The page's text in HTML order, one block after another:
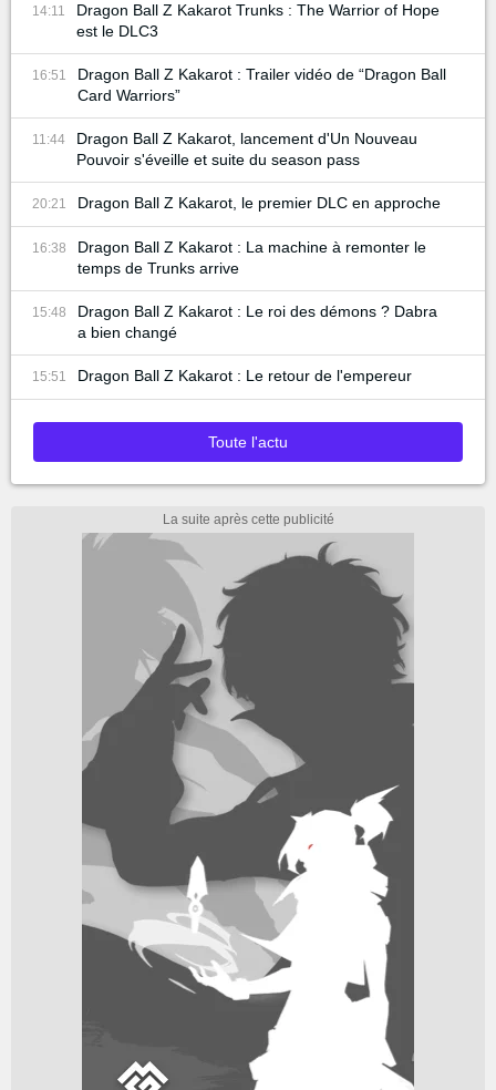
14:11
Dragon Ball Z Kakarot Trunks : The Warrior of Hope
est le DLC3
16:51
Dragon Ball Z Kakarot : Trailer vidéo de “Dragon Ball
Card Warriors”
11:44
Dragon Ball Z Kakarot, lancement d'Un Nouveau
Pouvoir s'éveille et suite du season pass
20:21 Dragon Ball Z Kakarot, le premier DLC en approche
16:38
Dragon Ball Z Kakarot : La machine à remonter le
temps de Trunks arrive
15:48
Dragon Ball Z Kakarot : Le roi des démons ? Dabra
a bien changé
15:51 Dragon Ball Z Kakarot : Le retour de l'empereur
Toute l'actu